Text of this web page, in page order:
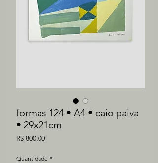
formas 124 • A4 • caio paiva
• 29x21cm
R$ 800,00Preço
Quantidade *